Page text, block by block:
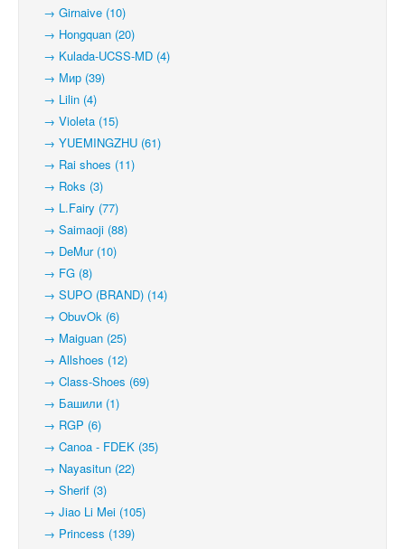
→ Girnaive (10)
→ Hongquan (20)
→ Kulada-UCSS-MD (4)
→ Мир (39)
→ Lilin (4)
→ Violeta (15)
→ YUEMINGZHU (61)
→ Rai shoes (11)
→ Roks (3)
→ L.Fairy (77)
→ Saimaoji (88)
→ DeMur (10)
→ FG (8)
→ SUPO (BRAND) (14)
→ ObuvOk (6)
→ Maiguan (25)
→ Allshoes (12)
→ Class-Shoes (69)
→ Башили (1)
→ RGP (6)
→ Canoa - FDEK (35)
→ Nayasitun (22)
→ Sherif (3)
→ Jiao Li Mei (105)
→ Princess (139)